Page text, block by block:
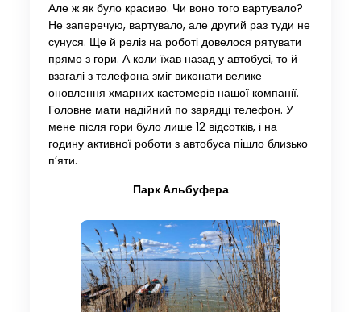
Але ж як було красиво. Чи воно того вартувало?
Не заперечую, вартувало, але другий раз туди не
сунуся. Ще й реліз на роботі довелося рятувати
прямо з гори. А коли їхав назад у автобусі, то й
взагалі з телефона зміг виконати велике
оновлення хмарних кастомерів нашої компанії.
Головне мати надійний по зарядці телефон. У
мене після гори було лише 12 відсотків, і на
годину активної роботи з автобуса пішло близько
п’яти.
Парк Альбуфера